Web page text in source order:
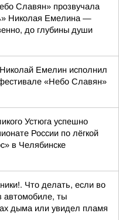
Славян» прозвучала
Николая Емелина —
до глубины души
Емелин исполнил
«Небо Славян»
Устюга успешно
России по лёгкой
в Челябинске
Что делать, если во
автомобиле, ты
дыма или увидел пламя